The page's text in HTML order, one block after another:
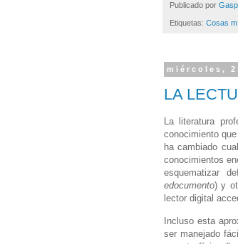
Publicado por
Etiquetas: Cosas
miércoles,
LA
La literatura
conocimiento
ha cambiado
conocimientos
esquematizar
edocumento) y
lector digital
Incluso esta
ser manejado